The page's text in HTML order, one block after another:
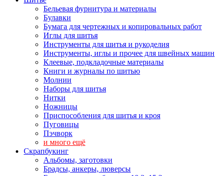
Бельевая фурнитура и материалы
Булавки
Бумага для чертежных и копировальных работ
Иглы для шитья
Инструменты для шитья и рукоделия
Инструменты, иглы и прочее для швейных машин
Клеевые, подкладочные материалы
Книги и журналы по шитью
Молнии
Наборы для шитья
Нитки
Ножницы
Приспособления для шитья и кроя
Пуговицы
Пэчворк
и много ещё
Скрапбукинг
Альбомы, заготовки
Брадсы, анкеры, люверсы